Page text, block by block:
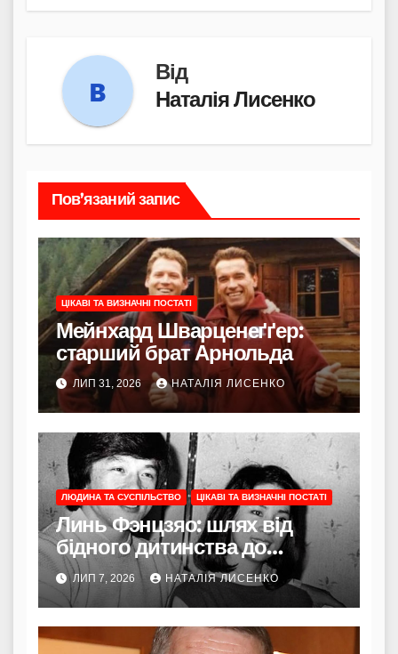
Від
Наталія Лисенко
Пов’язаний запис
ЦІКАВІ ТА ВИЗНАЧНІ ПОСТАТІ
Мейнхард Шварценеґґер:
старший брат Арнольда
ЛИП 31, 2026 НАТАЛІЯ ЛИСЕНКО
ЛЮДИНА ТА СУСПІЛЬСТВО ЦІКАВІ ТА ВИЗНАЧНІ ПОСТАТІ
Линь Фэнцзяо: шлях від
бідного дитинства до
легенди тайванського кіно та
тихої опори для Джеки Чана
ЛИП 7, 2026 НАТАЛІЯ ЛИСЕНКО